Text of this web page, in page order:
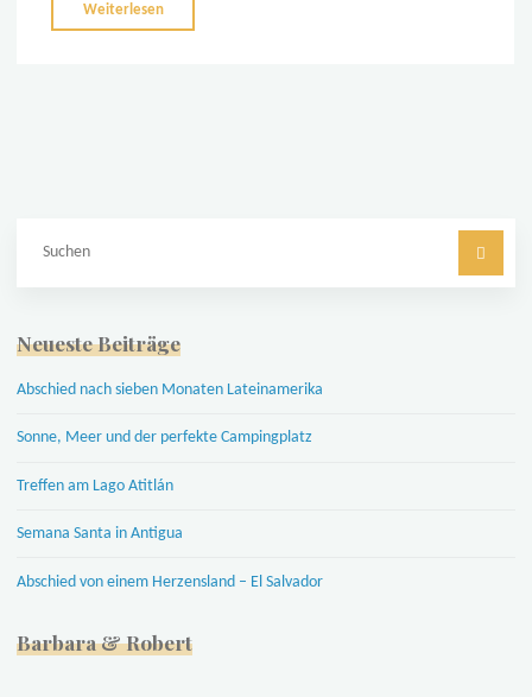
Weiterlesen
Neueste Beiträge
Abschied nach sieben Monaten Lateinamerika
Sonne, Meer und der perfekte Campingplatz
Treffen am Lago Atitlán
Semana Santa in Antigua
Abschied von einem Herzensland – El Salvador
Barbara & Robert